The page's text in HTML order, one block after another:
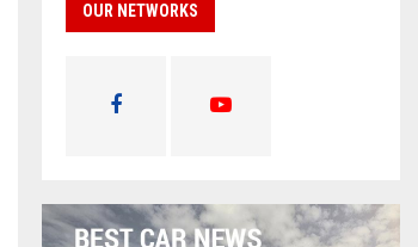
OUR NETWORKS